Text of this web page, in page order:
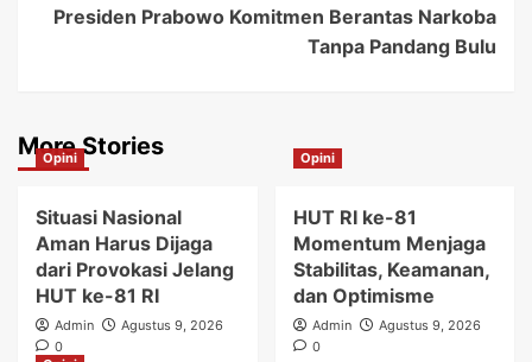
Presiden Prabowo Komitmen Berantas Narkoba
Tanpa Pandang Bulu
More Stories
Opini
Situasi Nasional
Aman Harus Dijaga
dari Provokasi Jelang
HUT ke-81 RI
Admin
Agustus 9, 2026
0
Opini
HUT RI ke-81
Momentum Menjaga
Stabilitas, Keamanan,
dan Optimisme
Admin
Agustus 9, 2026
0